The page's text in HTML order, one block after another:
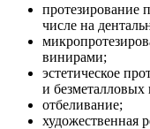
протезирование
числе на
винирами;
эстетическое
и безметалловых
отбеливание;
художественная